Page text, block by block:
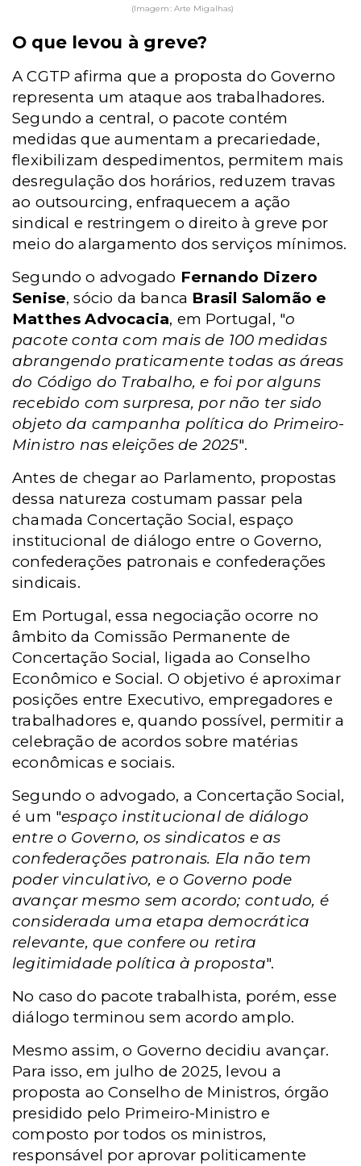
(Imagem: Arte Migalhas)
O que levou à greve?
A CGTP afirma que a proposta do Governo
representa um ataque aos trabalhadores.
Segundo a central, o pacote contém
medidas que aumentam a precariedade,
flexibilizam despedimentos, permitem mais
desregulação dos horários, reduzem travas
ao outsourcing, enfraquecem a ação
sindical e restringem o direito à greve por
meio do alargamento dos serviços mínimos.
Segundo o advogado Fernando Dizero
Senise, sócio da banca Brasil Salomão e
Matthes Advocacia, em Portugal, "o
pacote conta com mais de 100 medidas
abrangendo praticamente todas as áreas
do Código do Trabalho, e foi por alguns
recebido com surpresa, por não ter sido
objeto da campanha política do Primeiro-
Ministro nas eleições de 2025".
Antes de chegar ao Parlamento, propostas
dessa natureza costumam passar pela
chamada Concertação Social, espaço
institucional de diálogo entre o Governo,
confederações patronais e confederações
sindicais.
Em Portugal, essa negociação ocorre no
âmbito da Comissão Permanente de
Concertação Social, ligada ao Conselho
Econômico e Social. O objetivo é aproximar
posições entre Executivo, empregadores e
trabalhadores e, quando possível, permitir a
celebração de acordos sobre matérias
econômicas e sociais.
Segundo o advogado, a Concertação Social,
é um "espaço institucional de diálogo
entre o Governo, os sindicatos e as
confederações patronais. Ela não tem
poder vinculativo, e o Governo pode
avançar mesmo sem acordo; contudo, é
considerada uma etapa democrática
relevante, que confere ou retira
legitimidade política à proposta".
No caso do pacote trabalhista, porém, esse
diálogo terminou sem acordo amplo.
Mesmo assim, o Governo decidiu avançar.
Para isso, em julho de 2025, levou a
proposta ao Conselho de Ministros, órgão
presidido pelo Primeiro-Ministro e
composto por todos os ministros,
responsável por aprovar politicamente